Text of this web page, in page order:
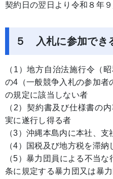
契約日の翌日より令和８年
５ 入札に参加でき
（1）地方自治法施行令（
の4（一般競争入札の参加者
の規定に該当しない者
（2）契約書及び仕様書の
実に遂行し得る者
（3）沖縄本島内に本社、支
（4）国税及び地方税を滞納
（5）暴力団員による不当
条に規定する暴力団又は暴